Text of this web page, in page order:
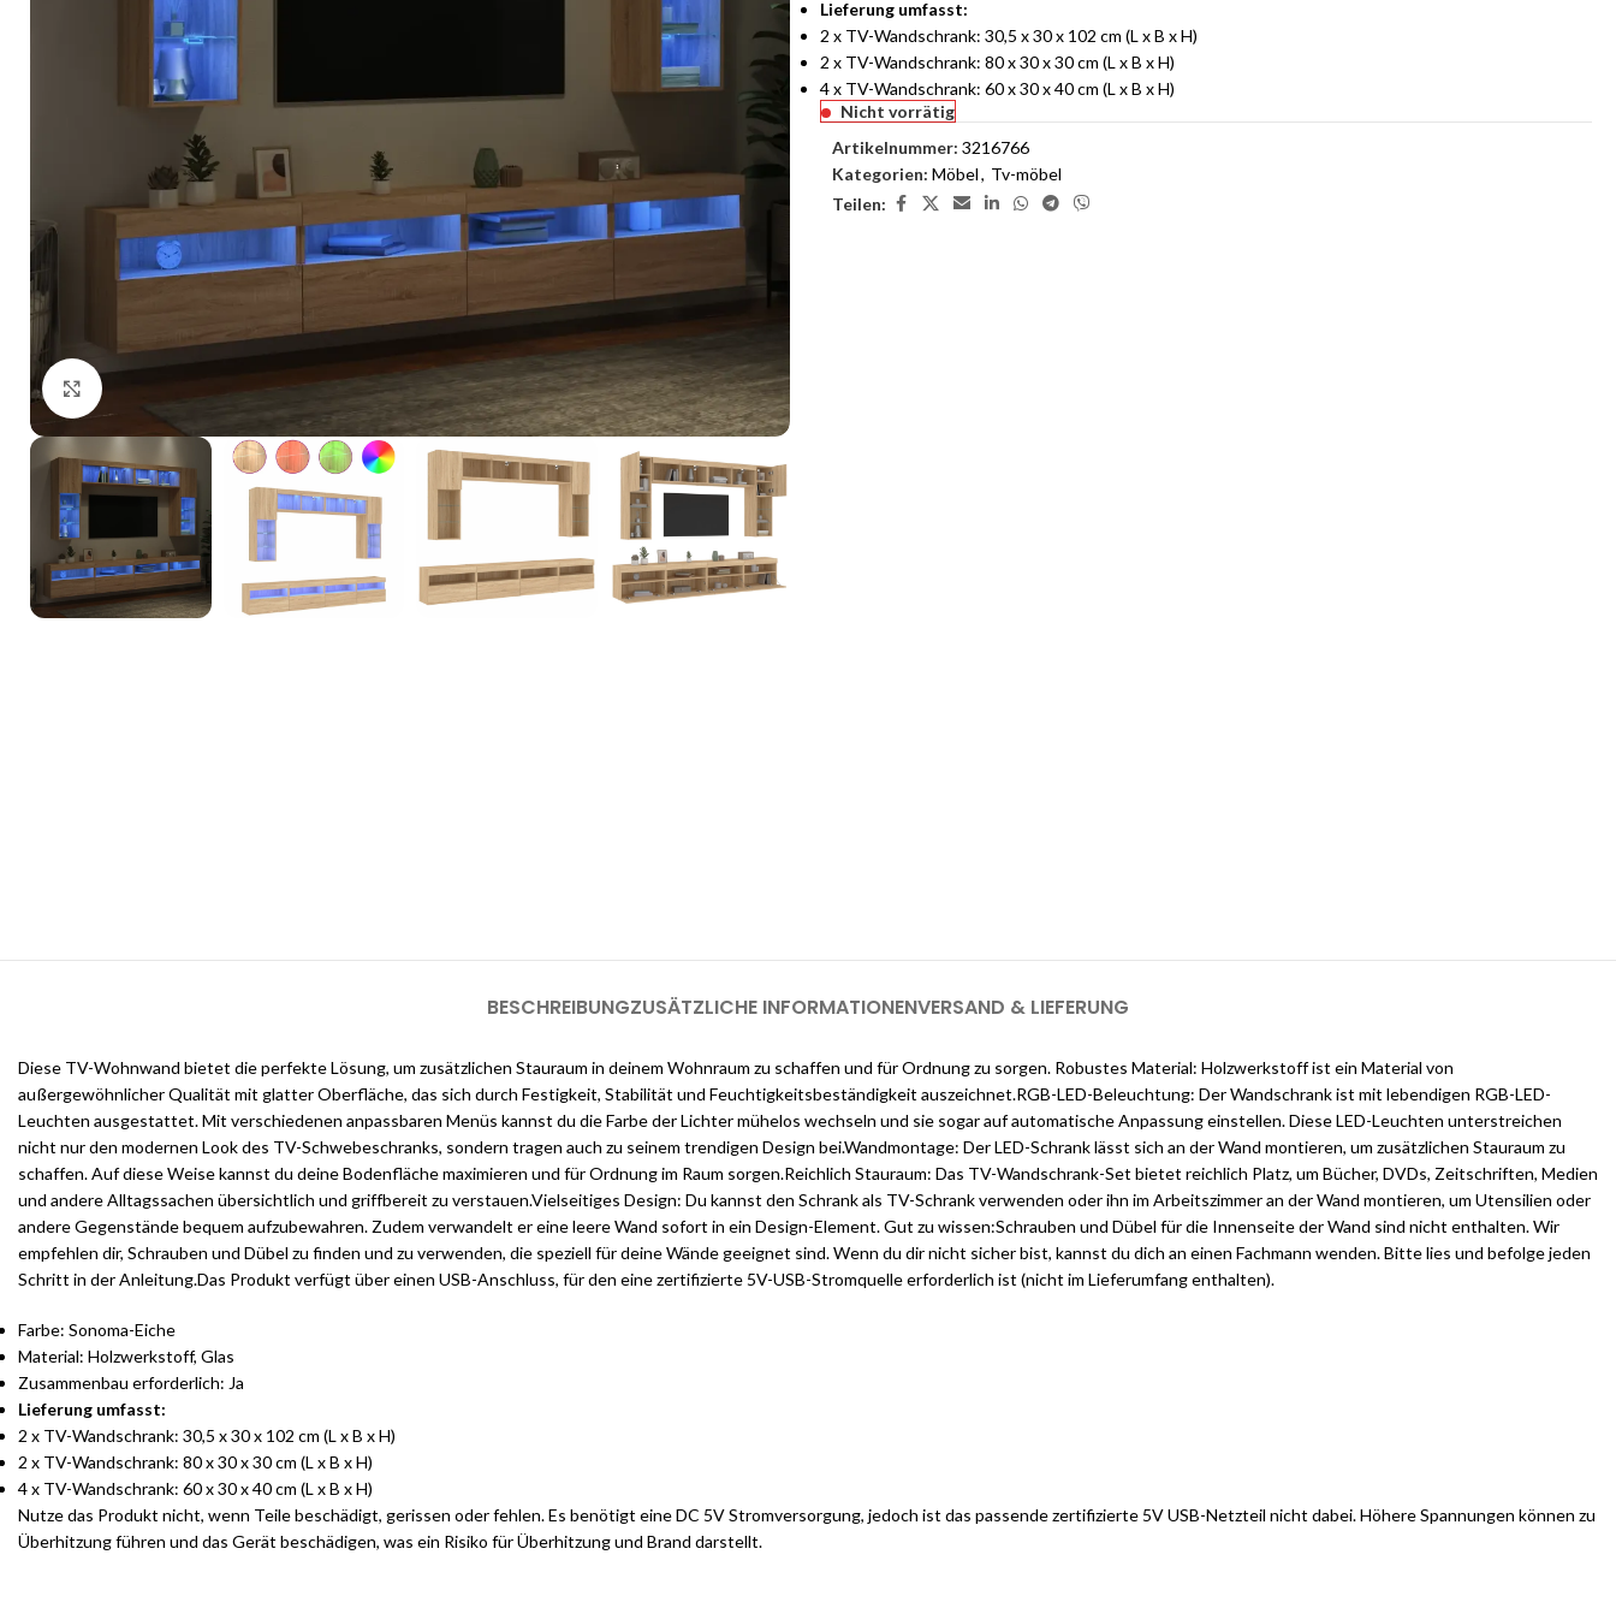
Lieferung umfasst:
2 x TV-Wandschrank: 30,5 x 30 x 102 cm (L x B x H)
2 x TV-Wandschrank: 80 x 30 x 30 cm (L x B x H)
4 x TV-Wandschrank: 60 x 30 x 40 cm (L x B x H)
Nicht vorrätig
Artikelnummer: 3216766
Kategorien: Möbel, Tv-möbel
Teilen:
BESCHREIBUNGZUSÄTZLICHE INFORMATIONENVERSAND & LIEFERUNG
Diese TV-Wohnwand bietet die perfekte Lösung, um zusätzlichen Stauraum in deinem Wohnraum zu schaffen und für Ordnung zu sorgen. Robustes Material: Holzwerkstoff ist ein Material von
außergewöhnlicher Qualität mit glatter Oberfläche, das sich durch Festigkeit, Stabilität und Feuchtigkeitsbeständigkeit auszeichnet.RGB-LED-Beleuchtung: Der Wandschrank ist mit lebendigen RGB-LED-
Leuchten ausgestattet. Mit verschiedenen anpassbaren Menüs kannst du die Farbe der Lichter mühelos wechseln und sie sogar auf automatische Anpassung einstellen. Diese LED-Leuchten unterstreichen
nicht nur den modernen Look des TV-Schwebeschranks, sondern tragen auch zu seinem trendigen Design bei.Wandmontage: Der LED-Schrank lässt sich an der Wand montieren, um zusätzlichen Stauraum zu
schaffen. Auf diese Weise kannst du deine Bodenfläche maximieren und für Ordnung im Raum sorgen.Reichlich Stauraum: Das TV-Wandschrank-Set bietet reichlich Platz, um Bücher, DVDs, Zeitschriften, Medien
und andere Alltagssachen übersichtlich und griffbereit zu verstauen.Vielseitiges Design: Du kannst den Schrank als TV-Schrank verwenden oder ihn im Arbeitszimmer an der Wand montieren, um Utensilien oder
andere Gegenstände bequem aufzubewahren. Zudem verwandelt er eine leere Wand sofort in ein Design-Element. Gut zu wissen:Schrauben und Dübel für die Innenseite der Wand sind nicht enthalten. Wir
empfehlen dir, Schrauben und Dübel zu finden und zu verwenden, die speziell für deine Wände geeignet sind. Wenn du dir nicht sicher bist, kannst du dich an einen Fachmann wenden. Bitte lies und befolge jeden
Schritt in der Anleitung.Das Produkt verfügt über einen USB-Anschluss, für den eine zertifizierte 5V-USB-Stromquelle erforderlich ist (nicht im Lieferumfang enthalten).
Farbe: Sonoma-Eiche
Material: Holzwerkstoff, Glas
Zusammenbau erforderlich: Ja
Lieferung umfasst:
2 x TV-Wandschrank: 30,5 x 30 x 102 cm (L x B x H)
2 x TV-Wandschrank: 80 x 30 x 30 cm (L x B x H)
4 x TV-Wandschrank: 60 x 30 x 40 cm (L x B x H)
Nutze das Produkt nicht, wenn Teile beschädigt, gerissen oder fehlen. Es benötigt eine DC 5V Stromversorgung, jedoch ist das passende zertifizierte 5V USB-Netzteil nicht dabei. Höhere Spannungen können zu
Überhitzung führen und das Gerät beschädigen, was ein Risiko für Überhitzung und Brand darstellt.